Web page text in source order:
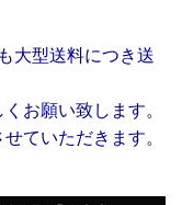
大型送料につき送
お願い致します。
ていただきます。